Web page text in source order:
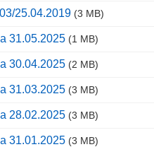
25.04.2019 (3 MB)
31.05.2025 (1 MB)
30.04.2025 (2 MB)
31.03.2025 (3 MB)
28.02.2025 (3 MB)
31.01.2025 (3 MB)